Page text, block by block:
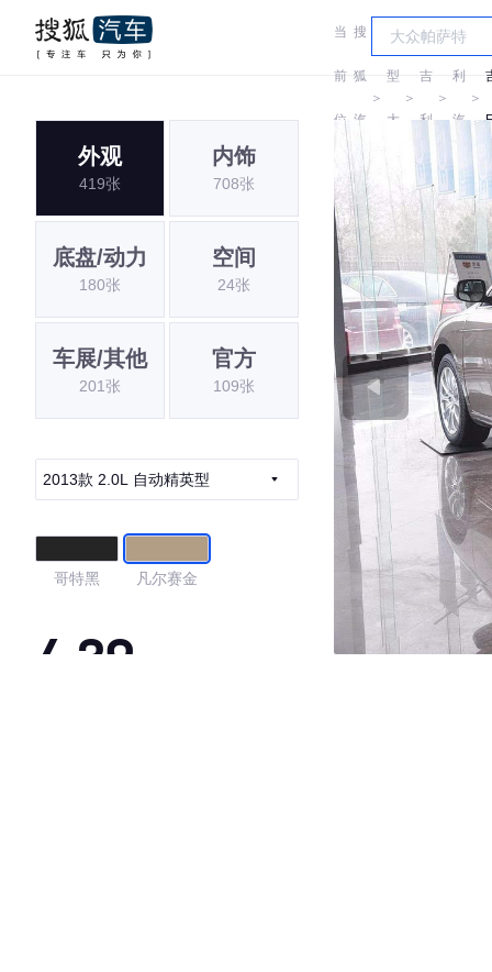
当
前
位
置:
搜
狐
汽
车
＞
车
型
大
＞
吉
利
＞
吉
利
汽
车
＞
外观
419张
内饰
708张
底盘/动力
180张
空间
24张
车展/其他
201张
官方
109张
2013款 2.0L 自动精英型
哥特黑 凡尔赛金
4.39